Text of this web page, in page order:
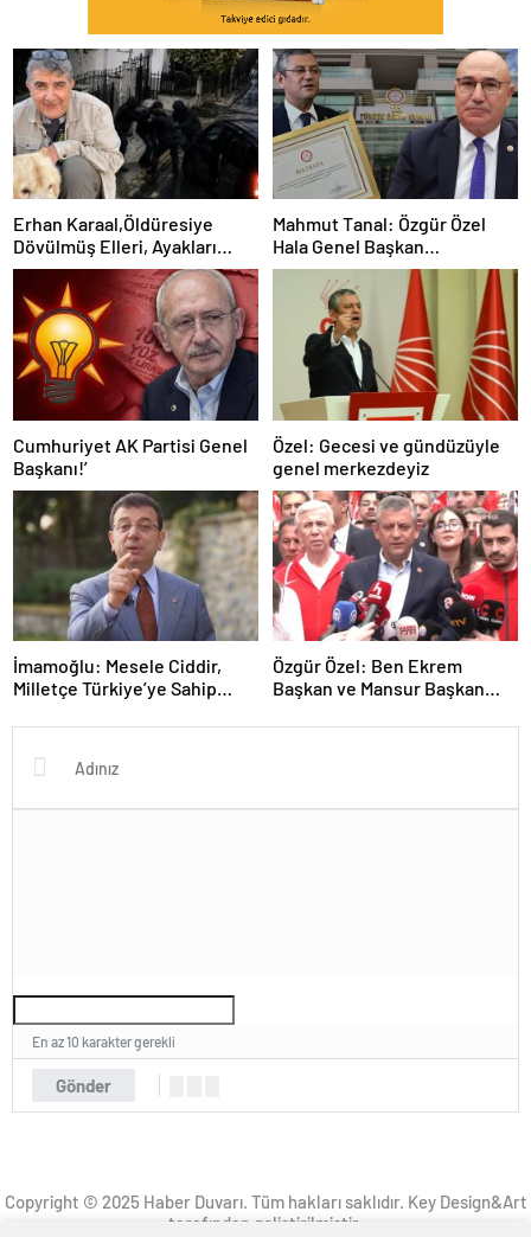
Erhan Karaal,Öldüresiye
Dövülmüş Elleri, Ayakları
Bağlı Durumda Bulunmuş…
Mahmut Tanal: Özgür Özel
Hala Genel Başkan
Görünüyor…
Cumhuriyet AK Partisi Genel
Başkanı!’
Özel: Gecesi ve gündüzüyle
genel merkezdeyiz
İmamoğlu: Mesele Ciddir,
Milletçe Türkiye’ye Sahip
Özgür Özel: Ben Ekrem
Başkan ve Mansur Başkan
Gönder
En az 10 karakter gerekli
Copyright © 2025 Haber Duvarı. Tüm hakları saklıdır. Key Design&Art
tarafından geliştirilmiştir.